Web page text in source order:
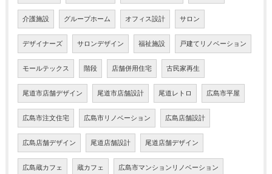
介護施設 グループホーム オフィス設計 サロン
デザイナーズ サロンデザイン 福祉施設 戸建てリノベーション
モールテックス 階段 店舗併用住宅 古民家再生
尾道市店舗デザイン 尾道市店舗設計 尾道レトロ 広島市平屋
広島市注文住宅 広島市リノベーション 広島店舗設計
広島店舗デザイン 尾道店舗設計 尾道店舗デザイン
広島蔵カフェ 蔵カフェ 広島市マンションリノベーション